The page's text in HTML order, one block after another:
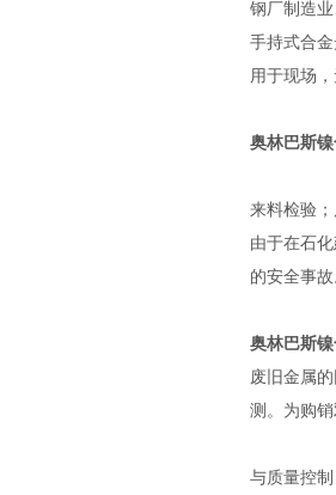
钢厂制造
手持式合
用于现场
奥林巴斯
来料检验
由于在石
的安全事
奥林巴斯
废旧金属
测。为购
与质量控